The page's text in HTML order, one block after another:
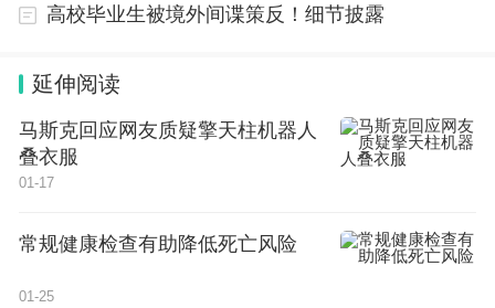
高校毕业生被境外间谍策反！细节披露
延伸阅读
马斯克回应网友质疑擎天柱机器人
叠衣服
01-17
常规健康检查有助降低死亡风险
01-25